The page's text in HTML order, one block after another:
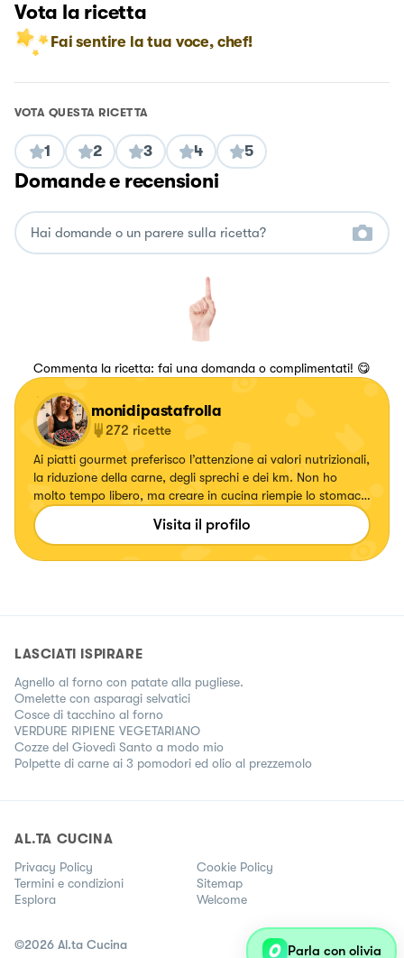
Vota la ricetta
Fai sentire la tua voce, chef!
VOTA QUESTA RICETTA
1 2 3 4 5
Domande e recensioni
Commenta la ricetta: fai una domanda o complimentati! 😋
monidipastafrolla
272 ricette
Ai piatti gourmet preferisco l’attenzione ai valori nutrizionali,
la riduzione della carne, degli sprechi e dei km. Non ho
molto tempo libero, ma creare in cucina riempie lo stomaco
e il ❤️
Visita il profilo
LASCIATI ISPIRARE
Agnello al forno con patate alla pugliese.
Omelette con asparagi selvatici
Cosce di tacchino al forno
VERDURE RIPIENE VEGETARIANO
Cozze del Giovedì Santo a modo mio
Polpette di carne ai 3 pomodori ed olio al prezzemolo
AL.TA CUCINA
Privacy Policy
Cookie Policy
Termini e condizioni
Sitemap
Esplora
Welcome
©2026 Al.ta Cucina Parla con olivia